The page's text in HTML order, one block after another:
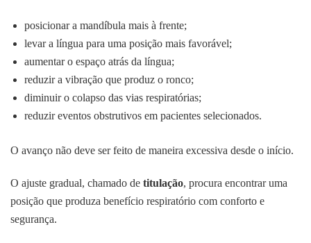
posicionar a mandíbula mais à frente;
levar a língua para uma posição mais favorável;
aumentar o espaço atrás da língua;
reduzir a vibração que produz o ronco;
diminuir o colapso das vias respiratórias;
reduzir eventos obstrutivos em pacientes selecionados.
O avanço não deve ser feito de maneira excessiva desde o início.
O ajuste gradual, chamado de titulação, procura encontrar uma
posição que produza benefício respiratório com conforto e
segurança.